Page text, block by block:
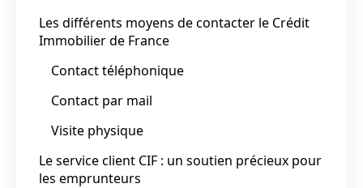
Les différents moyens de contacter le Crédit
Immobilier de France
Contact téléphonique
Contact par mail
Visite physique
Le service client CIF : un soutien précieux pour
les emprunteurs